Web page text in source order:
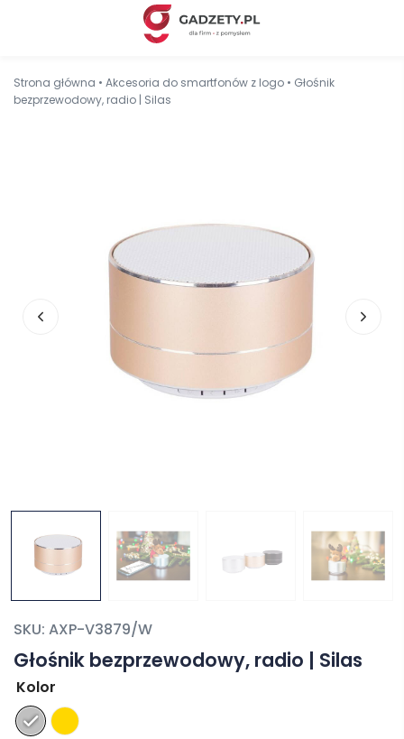
Strona główna • Akcesoria do smartfonów z logo • Głośnik
bezprzewodowy, radio | Silas
Głośnik bezprzewodowy, radio | Silas
SKU: AXP-V3879/W
Kolor